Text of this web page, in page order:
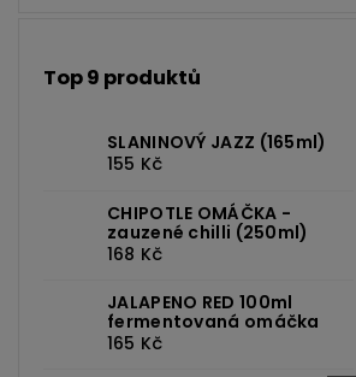
Top 9 produktů
SLANINOVÝ JAZZ (165ml)
155 Kč
CHIPOTLE OMÁČKA -
zauzené chilli (250ml)
168 Kč
JALAPENO RED 100ml
fermentovaná omáčka
165 Kč